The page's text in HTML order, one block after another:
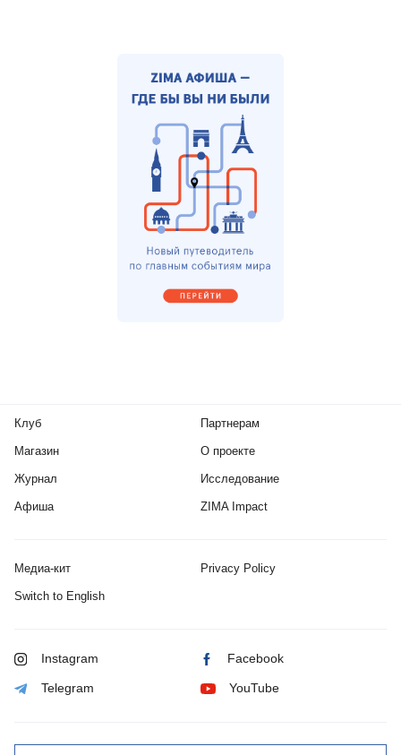
Клуб
Магазин
Журнал
Афиша
Партнерам
О проекте
Исследование
ZIMA Impact
Медиа-кит Privacy Policy
Switch to English
Instagram Facebook
Telegram YouTube